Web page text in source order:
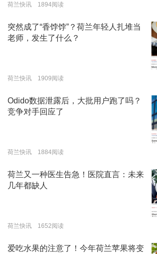
荷兰快讯 1894阅读
突然成了“香饽饽”？荷兰年轻人扎堆当
老师，发生了什么？
荷兰快讯 1909阅读
Odido数据泄露后，大批用户跑了吗？
竞争对手回应了
荷兰快讯 1884阅读
荷兰又一种医生告急！医院直言：未来
几年都缺人
荷兰快讯 1652阅读
爱吃水果的注意了！今年荷兰苹果将变